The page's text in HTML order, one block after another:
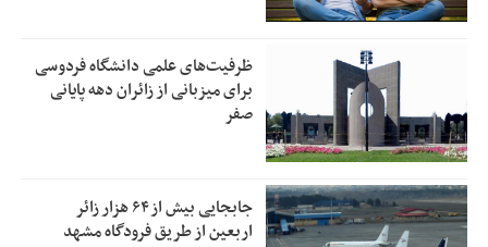
ظرفیت‌های علمی دانشگاه فردوسی
برای میزبانی از زائران دهه پایانی
صفر
جابجایی بیش از ۶۴ هزار زائر
اربعین از طریق فرودگاه مشهد